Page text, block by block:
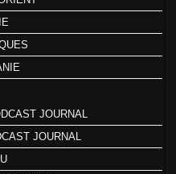
JOURNAL
JOURNAL